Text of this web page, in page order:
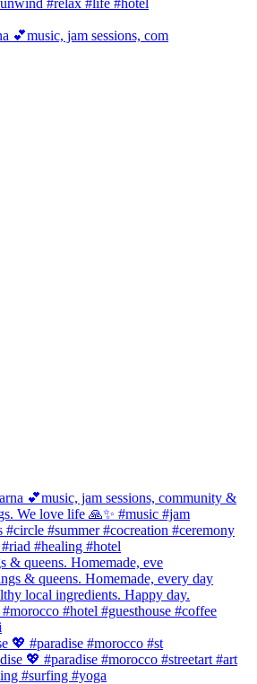
💕music, jam sessions, com
& queens. Homemade, eve
💖 #paradise #morocco #st